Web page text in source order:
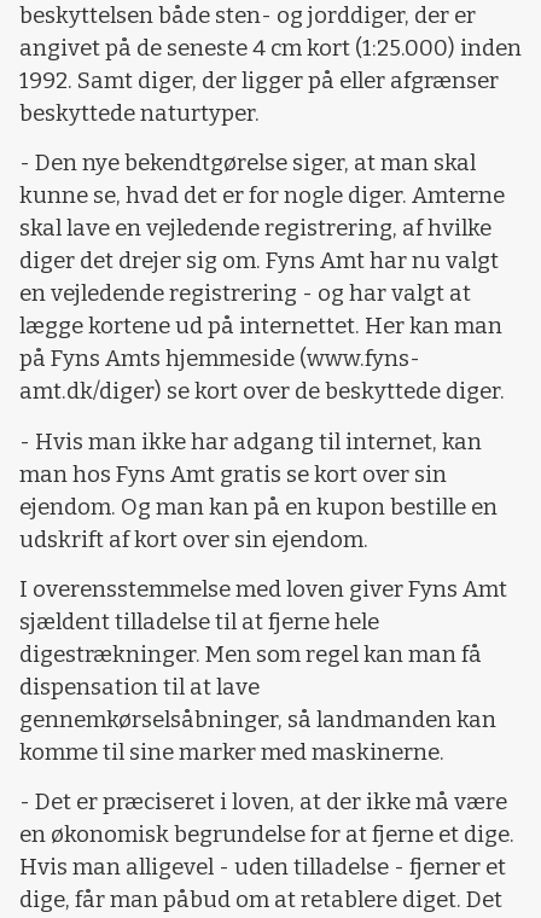
beskyttelsen både sten- og jorddiger, der er
angivet på de seneste 4 cm kort (1:25.000) inden
1992. Samt diger, der ligger på eller afgrænser
beskyttede naturtyper.
- Den nye bekendtgørelse siger, at man skal
kunne se, hvad det er for nogle diger. Amterne
skal lave en vejledende registrering, af hvilke
diger det drejer sig om. Fyns Amt har nu valgt
en vejledende registrering - og har valgt at
lægge kortene ud på internettet. Her kan man
på Fyns Amts hjemmeside (www.fyns-
amt.dk/diger) se kort over de beskyttede diger.
- Hvis man ikke har adgang til internet, kan
man hos Fyns Amt gratis se kort over sin
ejendom. Og man kan på en kupon bestille en
udskrift af kort over sin ejendom.
I overensstemmelse med loven giver Fyns Amt
sjældent tilladelse til at fjerne hele
digestrækninger. Men som regel kan man få
dispensation til at lave
gennemkørselsåbninger, så landmanden kan
komme til sine marker med maskinerne.
- Det er præciseret i loven, at der ikke må være
en økonomisk begrundelse for at fjerne et dige.
Hvis man alligevel - uden tilladelse - fjerner et
dige, får man påbud om at retablere diget. Det